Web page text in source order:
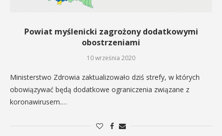
Powiat myślenicki zagrożony dodatkowymi
obostrzeniami
10 września 2020
Ministerstwo Zdrowia zaktualizowało dziś strefy, w których
obowiązywać będą dodatkowe ograniczenia związane z
koronawirusem.…